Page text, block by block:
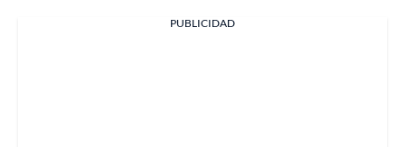
PUBLICIDAD